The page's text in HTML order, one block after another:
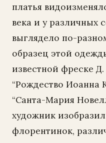
платья
века и у различных
выглядело по-
образец этой
известной фреске
“Рождество Иоанна
“Санта-Мария
художник
флорентинок,